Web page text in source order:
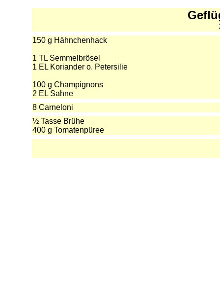
150 g Hähnchenhack
1 TL Semmelbrösel
1 EL Koriander o. Petersilie
100 g Champignons
2 EL Sahne
8 Carneloni
½ Tasse Brühe
400 g Tomatenpüree